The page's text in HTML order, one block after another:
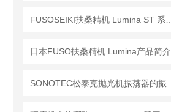
日本FUSO扶桑精机 Lumina产品简介